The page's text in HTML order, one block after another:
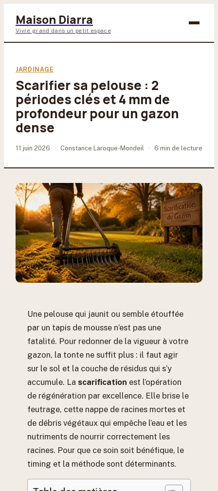
Maison Diarra
Vivre grand dans un petit espace
Maison & Déco
Jardinage
Lifestyle
JARDINAGE
Scarifier sa pelouse : 2
périodes clés et 4 mm de
profondeur pour un gazon
dense
11 juin 2026 · Constance Laroque-Mondeil · 6 min de lecture
Une pelouse qui jaunit ou semble étouffée
par un tapis de mousse n’est pas une
fatalité. Pour redonner de la vigueur à votre
gazon, la tonte ne suffit plus : il faut agir
sur le sol et la couche de résidus qui s’y
accumule. La scarification est l’opération
de régénération par excellence. Elle brise le
feutrage, cette nappe de racines mortes et
de débris végétaux qui empêche l’eau et les
nutriments de nourrir correctement les
racines. Pour que ce soin soit bénéfique, le
timing et la méthode sont déterminants.